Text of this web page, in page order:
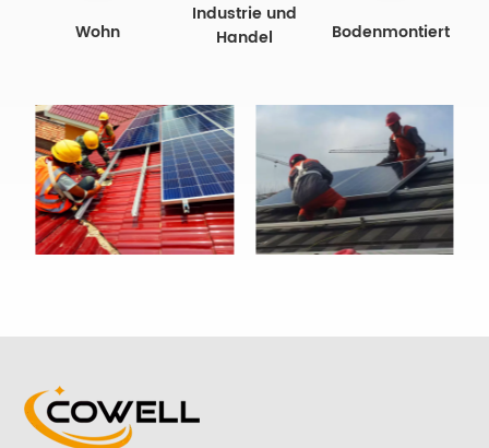
Wohn
Industrie und
Handel
Bodenmontiert